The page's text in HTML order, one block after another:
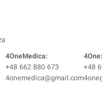
4OneMedica:
+48 662 880 673
4onemedica@gmail.com
4One:
+48